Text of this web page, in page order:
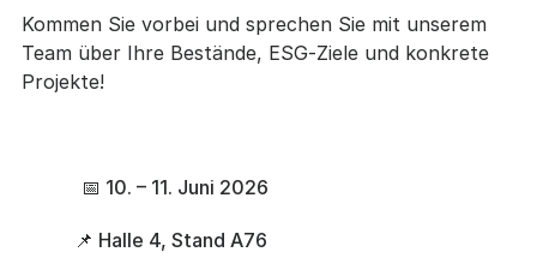
Kommen Sie vorbei und sprechen Sie mit unserem
Team über Ihre Bestände, ESG‑Ziele und konkrete
Projekte!
📅 10. – 11. Juni 2026
📌 Halle 4, Stand A76